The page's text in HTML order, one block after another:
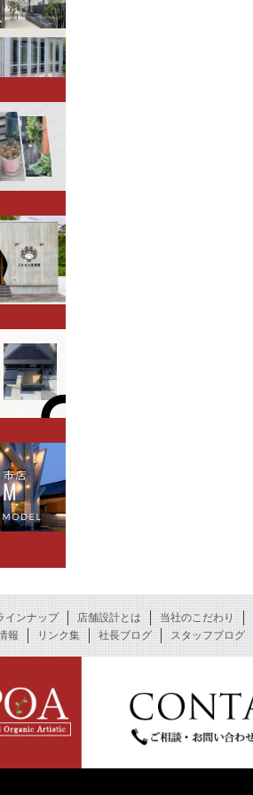
インナップ 店舗設計とは 当社のこだわり
報 リンク集 社長ブログ スタッフブログ